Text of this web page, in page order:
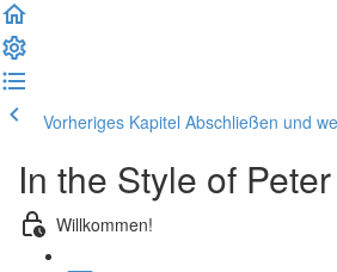
Vorheriges Kapitel Abschließen und
In the Style of
Willkommen!